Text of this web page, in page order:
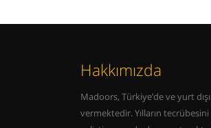
Hakkımızda
Madoors, Türkiye’de ve yurt
vermektedir. Yılların